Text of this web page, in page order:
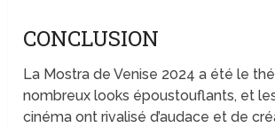
CONCLUSION
La Mostra de Venise 2024 a été le
nombreux looks époustouflants, et
cinéma ont rivalisé d’audace et de